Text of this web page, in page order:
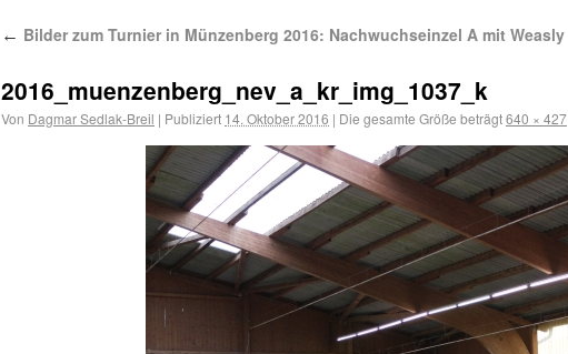
← Bilder zum Turnier in Münzenberg 2016: Nachwuchseinzel A mit Weasly
2016_muenzenberg_nev_a_kr_img_1037_k
Von Dagmar Sedlak-Breil | Publiziert 14. Oktober 2016 | Die gesamte Größe beträgt640 × 427